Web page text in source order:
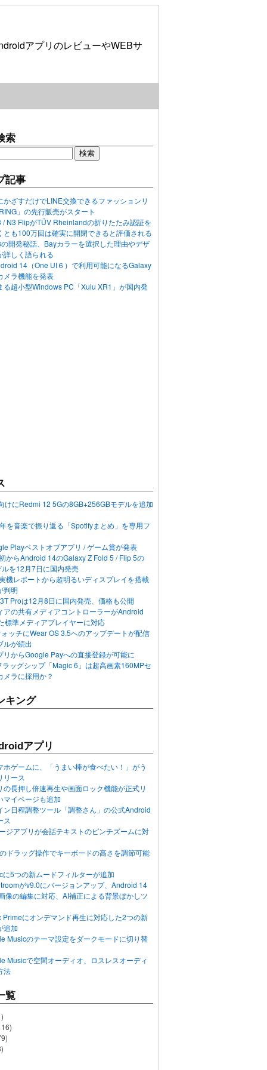
アプリのレビューやWEBサ
索
記事
かざすだけでLINE交換できるファッションリ
」の先行販売がスタート
/ N3 FlipがTÜV Rheinlandの折りたたみ認証を
とも100万回は確実に開閉できると評価される
開発秘話、Bayカラーを選択した理由やデザ
詳しく語られる
14（One UI６）で利用可能になるGalaxy
メラ機能を発表
る超小型Windows PC「Xulu XR1」が国内発
けにRedmi 12 5Gの8GB+256GBモデルを追加
を音楽で振り返る「Spotifyまとめ」を専用フ
Playベストオブアプリ / ゲーム賞が発表
からAndroid 14のGalaxy Z Fold 5 / Flip 5の
を12月7日に国内発売
機レポートから超明るいディスプレイを搭載
判明
Proは12月8日に国内発売、価格も公開
アの共有メディアコントローラーがAndroid
標準メディアプレイヤーに対応
ッチにWear OS 3.5へのアップデートが配信
ルが続出
リからGoogle Payへの直接登録が可能に
ッグシップ「Magic 6」は超高画素160MPセ
メラに採用か？
キング
アプリ
ホゲームに、「うまい棒が食べたい！」がう
リース
の長押し倍速再生や画面ロック機能が正式リ
マイページも追加
ン日程調整ツール「調整さん」の公式Android
ス
ジアプリが会話テキストのピンチズームに対
ドラッグ操作でキーボードの高さを調節可能
に5つの新ムードフィルターが追加
がv9.0にバージョンアップ、Android 14
像の編集に対応、AI補正による背景ぼかしツ
Primeにオンデマンド再生に対応した2つの新
追加
Musicのテーマ設定をダークモードに切り替
Musicで空間オーディオ、ロスレスオーディ
法
覧